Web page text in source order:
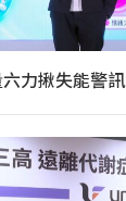
力揪失能警訊